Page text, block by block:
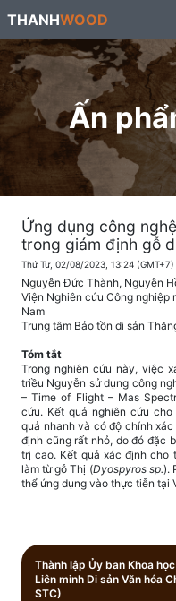
THANHWOOD
Ấn
Ứng dụng công
trong giám định gỗ
Thứ Tư, 02/08/2023, 13:24 (GMT+7)
Nguyễn Đức Thành, Nguyễn
Viện Nghiên cứu Công nghiệp
Nam
Trung tâm Bảo tồn di sản
Tóm tắt
Trong nghiên cứu này, việc
triều Nguyễn sử dụng công
– Time of Flight – Mas
cứu. Kết quả nghiên cứu
quả nhanh và có độ chính
định cũng rất nhỏ, do đó đặc
trị cao. Kết quả xác định cho
làm từ gỗ Thị (Dyospyros sp.).
thể ứng dụng vào thực tiễn tại
Thành lập Ủy ban Khoa
Liên minh Di sản Văn hóa
STC)